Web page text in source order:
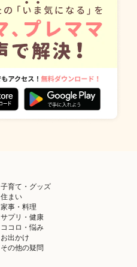
子育て・グッズ
住まい
家事・料理
サプリ・健康
ココロ・悩み
お出かけ
その他の疑問